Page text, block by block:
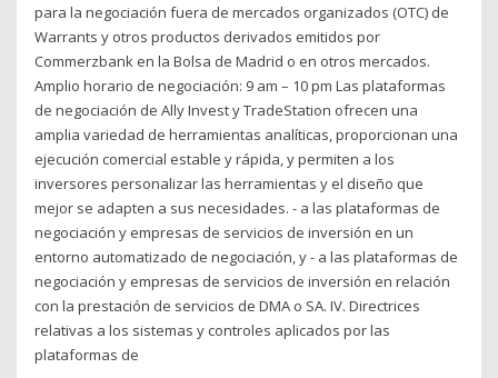
para la negociación fuera de mercados organizados (OTC) de
Warrants y otros productos derivados emitidos por
Commerzbank en la Bolsa de Madrid o en otros mercados.
Amplio horario de negociación: 9 am – 10 pm Las plataformas
de negociación de Ally Invest y TradeStation ofrecen una
amplia variedad de herramientas analíticas, proporcionan una
ejecución comercial estable y rápida, y permiten a los
inversores personalizar las herramientas y el diseño que
mejor se adapten a sus necesidades. - a las plataformas de
negociación y empresas de servicios de inversión en un
entorno automatizado de negociación, y - a las plataformas de
negociación y empresas de servicios de inversión en relación
con la prestación de servicios de DMA o SA. IV. Directrices
relativas a los sistemas y controles aplicados por las
plataformas de